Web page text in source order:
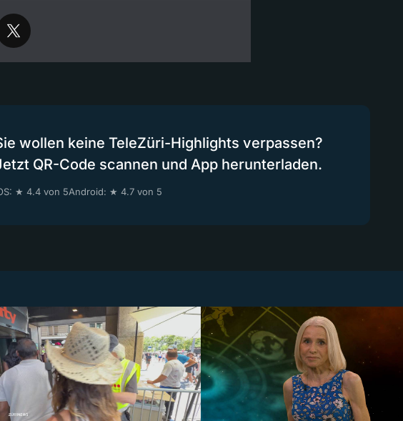
wollen keine TeleZüri-Highlights verpassen?
QR-Code scannen und App herunterladen.
★ 4.4 von 5Android: ★ 4.7 von 5